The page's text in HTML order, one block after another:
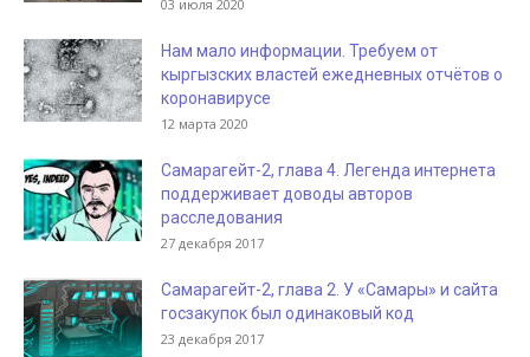
03 июля 2020
Нам мало информации. Требуем от
кыргызских властей ежедневных отчётов о
коронавирусе
12 марта 2020
Самарагейт-2, глава 4. Легенда интернета
поддерживает доводы авторов
расследования
27 декабря 2017
Самарагейт-2, глава 2. У «Самары» и сайта
госзакупок был одинаковый код
23 декабря 2017